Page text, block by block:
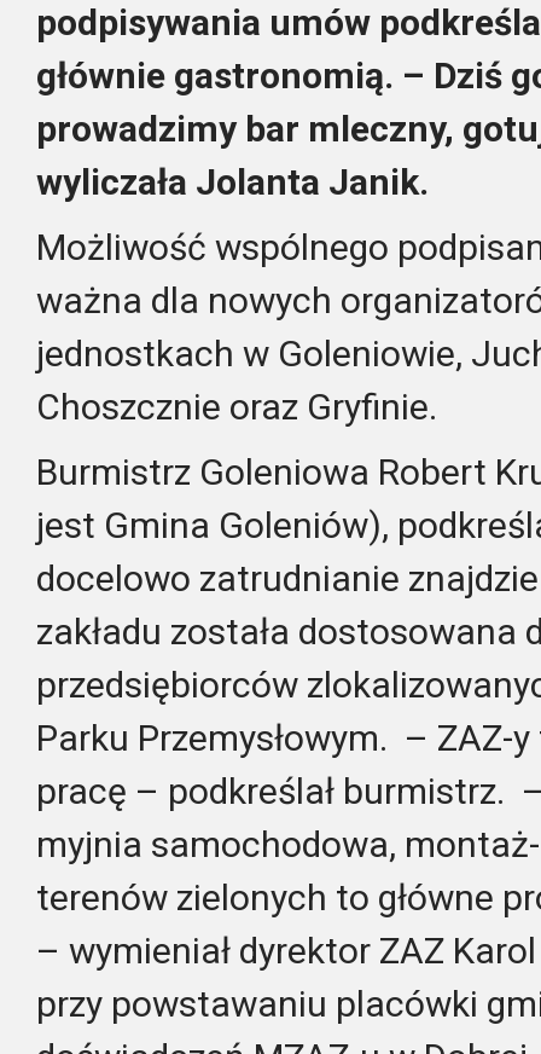
podpisywania umów
głównie gastronomią. – Dziś
prowadzimy bar mleczny,
wyliczała Jolanta Janik.
Możliwość wspólnego
ważna dla nowych
jednostkach w Goleniowie,
Choszcznie oraz Gryfinie.
Burmistrz Goleniowa Robert
jest Gmina Goleniów),
docelowo zatrudnianie
zakładu została
przedsiębiorców
Parku Przemysłowym. – ZAZ-
pracę – podkreślał burmistrz.
myjnia samochodowa,
terenów zielonych to główne
– wymieniał dyrektor ZAZ
przy powstawaniu placówki